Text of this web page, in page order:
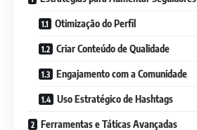
Otimização do Perfil
Criar Conteúdo de Qualidade
Engajamento com a Comunidade
Uso Estratégico de Hashtags
Ferramentas e Táticas Avançadas